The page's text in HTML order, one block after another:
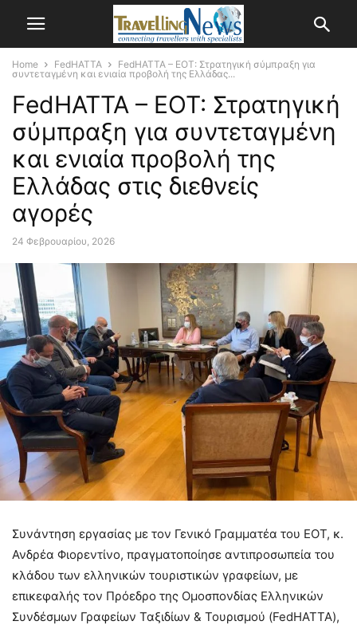
Home FedHATTA
FedHATTA – ΕΟΤ: Στρατηγική σύμπραξη για
συντεταγμένη και ενιαία προβολή της Ελλάδας...
FedHATTA – ΕΟΤ: Στρατηγική
σύμπραξη για συντεταγμένη
και ενιαία προβολή της
Ελλάδας στις διεθνείς
αγορές
24 Φεβρουαρίου, 2026
Συνάντηση εργασίας με τον Γενικό Γραμματέα του ΕΟΤ, κ.
Ανδρέα Φιορεντίνο, πραγματοποίησε αντιπροσωπεία του
κλάδου των ελληνικών τουριστικών γραφείων, με
επικεφαλής τον Πρόεδρο της Ομοσπονδίας Ελληνικών
Συνδέσμων Γραφείων Ταξιδίων & Τουρισμού (FedHATTA),